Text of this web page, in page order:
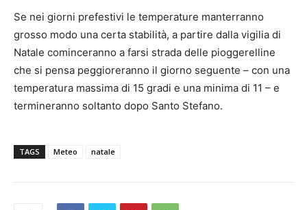
Se nei giorni prefestivi le temperature manterranno
grosso modo una certa stabilità, a partire dalla vigilia di
Natale cominceranno a farsi strada delle pioggerelline
che si pensa peggioreranno il giorno seguente – con una
temperatura massima di 15 gradi e una minima di 11 – e
termineranno soltanto dopo Santo Stefano.
TAGS Meteo natale